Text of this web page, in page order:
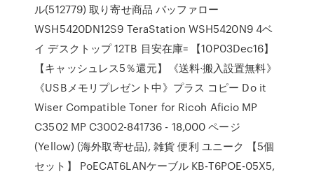
ル(512779) 取り寄せ商品 バッファロー
WSH5420DN12S9 TeraStation WSH5420N9 4ベ
イ デスクトップ 12TB 目安在庫= 【10P03Dec16】
【キャッシュレス5％還元】《送料·搬入設置無料》
《USBメモリプレゼント中》プラス コピー Do it
Wiser Compatible Toner for Ricoh Aficio MP
C3502 MP C3002-841736 - 18,000 ページ
(Yellow) (海外取寄せ品), 雑貨 便利 ユニーク 【5個
セット】 PoECAT6LANケーブル KB-T6POE-05X5,